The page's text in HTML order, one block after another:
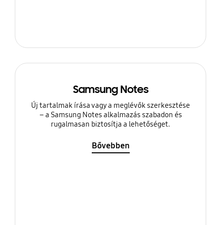
Samsung Notes
Új tartalmak írása vagy a meglévők szerkesztése
– a Samsung Notes alkalmazás szabadon és
rugalmasan biztosítja a lehetőséget.
Bővebben